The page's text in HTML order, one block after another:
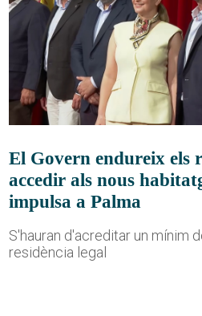
El Govern endureix els
accedir als nous
impulsa a Palma
S'hauran d'acreditar un mínim
residència legal